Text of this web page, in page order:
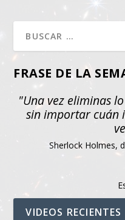
FRASE DE LA
"Una vez eliminas
sin importar cuán
Sherlock Holmes,
VIDEOS RECIENTES